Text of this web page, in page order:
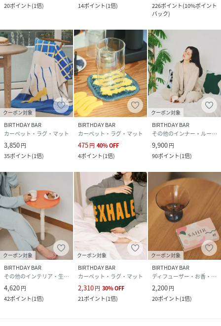
20ポイント(1倍)
14ポイント(1倍)
226ポイント(10%ポイント
バック)
クーポン対象
BIRTHDAY BAR
カーペット・ラグ・マット
3,850円
35ポイント(1倍)
BIRTHDAY BAR
カーペット・ラグ・マット
475円 40%OFF
4ポイント(1倍)
クーポン対象
BIRTHDAY BAR
その他のインナー・ルームウェア
9,900円
90ポイント(1倍)
クーポン対象
BIRTHDAY BAR
その他のインテリア・生活雑貨
4,620円
42ポイント(1倍)
クーポン対象
BIRTHDAY BAR
カーペット・ラグ・マット
2,310円 30%OFF
21ポイント(1倍)
クーポン対象
BIRTHDAY BAR
ディフューザー・お香・アロマオイル・キャンドル
2,200円
20ポイント(1倍)